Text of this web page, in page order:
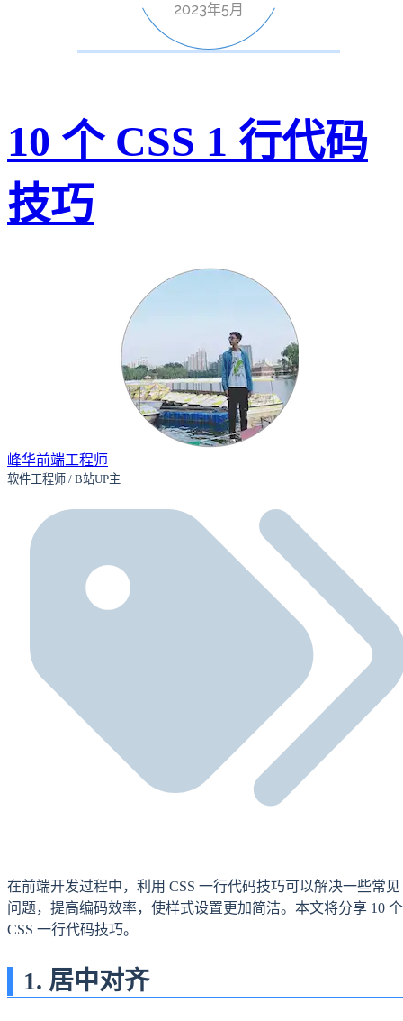
2023年5月
10 个 CSS 1 行代码
技巧
峰华前端工程师
软件工程师 / B站UP主
在前端开发过程中，利用 CSS 一行代码技巧可以解决一些常见
问题，提高编码效率，使样式设置更加简洁。本文将分享 10 个
CSS 一行代码技巧。
1. 居中对齐